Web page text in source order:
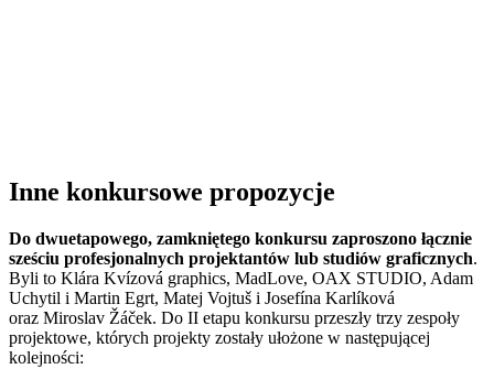
Inne konkursowe propozycje
Do dwuetapowego, zamkniętego konkursu zaproszono łącznie
sześciu profesjonalnych projektantów lub studiów graficznych.
Byli to Klára Kvízová graphics, MadLove, OAX STUDIO, Adam
Uchytil i Martin Egrt, Matej Vojtuš i Josefína Karlíková
oraz Miroslav Žáček. Do II etapu konkursu przeszły trzy zespoły
projektowe, których projekty zostały ułożone w następującej
kolejności: